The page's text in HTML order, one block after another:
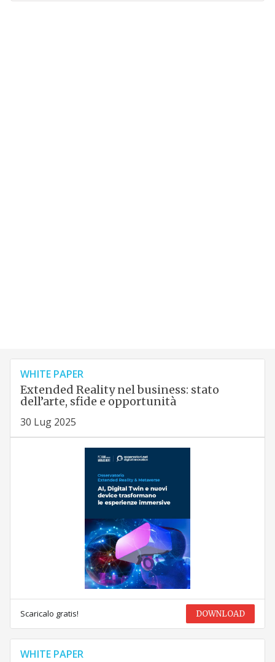
WHITE PAPER
Extended Reality nel business: stato
dell’arte, sfide e opportunità
30 Lug 2025
Scaricalo gratis! DOWNLOAD
WHITE PAPER